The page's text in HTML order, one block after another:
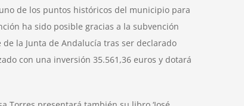
de los puntos históricos del municipio para
ha sido posible gracias a la subvención
la Junta de Andalucía tras ser declarado
con una inversión 35.561,36 euros y dotará